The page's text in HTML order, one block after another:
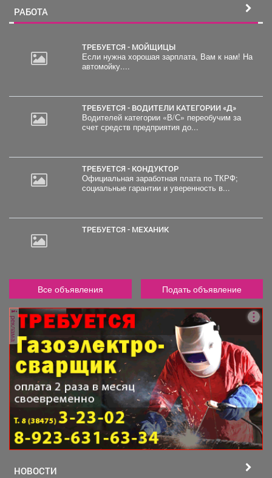
РАБОТА
ТРЕБУЕТСЯ - МОЙЩИЦЫ
Если нужна хорошая зарплата, Вам к нам! На
автомойку....
ТРЕБУЕТСЯ - ВОДИТЕЛИ КАТЕГОРИИ «Д»
Водителей категории «В/С» переобучим за
счет средств предприятия до...
ТРЕБУЕТСЯ - КОНДУКТОР
Официальная заработная плата по ТКРФ;
социальные гарантии и уверенность в...
ТРЕБУЕТСЯ - МЕХАНИК
Все объявления Подать объявление
реклама
НОВОСТИ